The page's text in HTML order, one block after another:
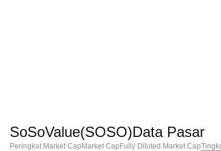
SoSoValue(SOSO)Data Pasar
Peringkat Market Cap Market Cap Fully Diluted Market Cap